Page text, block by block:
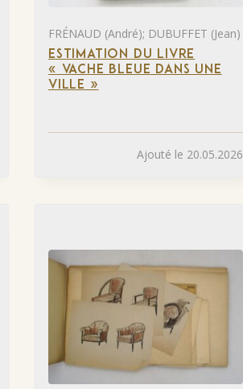
FRÉNAUD (André); DUBUFFET (Jean)
ESTIMATION DU LIVRE
« VACHE BLEUE DANS UNE
VILLE »
Ajouté le 20.05.2026